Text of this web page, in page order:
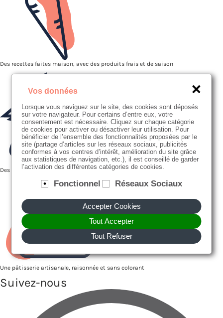
Des recettes faites maison, avec des produits frais et de saison
Des producteurs proches de nous
Une pâtisserie artisanale, raisonnée et sans colorant
Suivez-nous
Vos données
Lorsque vous naviguez sur le site, des cookies sont déposés
sur votre navigateur. Pour certains d’entre eux, votre
consentement est nécessaire. Cliquez sur chaque catégorie
de cookies pour activer ou désactiver leur utilisation. Pour
bénéficier de l’ensemble des fonctionnalités proposées par le
site (partage d’articles sur les réseaux sociaux, publicités
conformes à vos centres d’intérêt, amélioration du site grâce
aux statistiques de navigation, etc.), il est conseillé de garder
l’activation des différentes catégories de cookies.
Fonctionnel Réseaux Sociaux
Accepter Cookies
Tout Accepter
Tout Refuser